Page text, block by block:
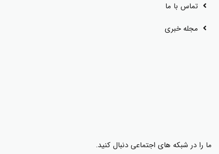
تماس با ما
مجله خبری
ما را در شبکه های اجتماعی دنبال کنید.